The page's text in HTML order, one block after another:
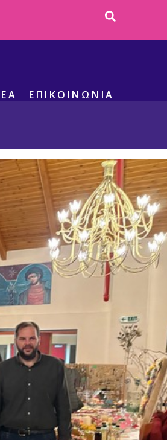
ΕΠΙΚΟΙΝΩΝΊΑ